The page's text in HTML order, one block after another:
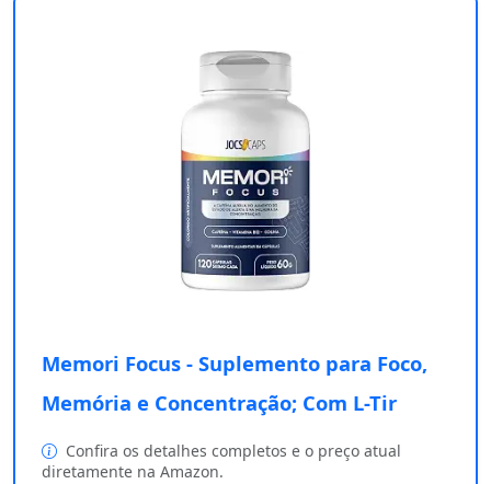
Memori Focus - Suplemento para Foco,
Memória e Concentração; Com L-Tir
Confira os detalhes completos e o preço atual
diretamente na Amazon.